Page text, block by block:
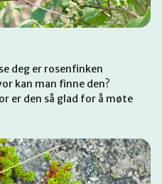
deg er rosenfinken
kan man finne den?
er den så glad for å møte